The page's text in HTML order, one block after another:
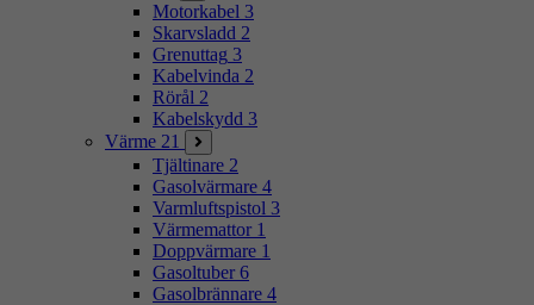
Motorkabel 3
Skarvsladd 2
Grenuttag 3
Kabelvinda 2
Rörål 2
Kabelskydd 3
Värme 21
Tjältinare 2
Gasolvärmare 4
Varmluftspistol 3
Värmemattor 1
Doppvärmare 1
Gasoltuber 6
Gasolbrännare 4